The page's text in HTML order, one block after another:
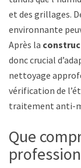
et des grillages.
environnante
Après la
donc crucial
nettoyage
vérification de
traitement anti-
Que